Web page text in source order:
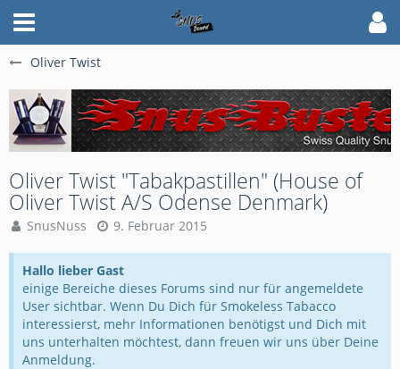
Oliver Twist
Oliver Twist "Tabakpastillen" (House of
Oliver Twist A/S Odense Denmark)
SnusNuss 9. Februar 2015
Hallo lieber Gast
einige Bereiche dieses Forums sind nur für angemeldete
User sichtbar. Wenn Du Dich für Smokeless Tabacco
interessierst, mehr Informationen benötigst und Dich mit
uns unterhalten möchtest, dann freuen wir uns über Deine
Anmeldung.